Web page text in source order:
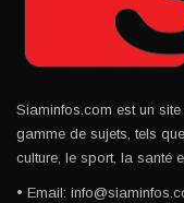
Siaminfos.com est un
gamme de sujets, tels
culture, le sport, la santé
• Email: